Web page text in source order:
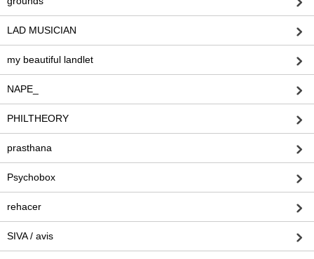
LAD MUSICIAN
my beautiful landlet
NAPE_
PHILTHEORY
prasthana
Psychobox
rehacer
SIVA / avis